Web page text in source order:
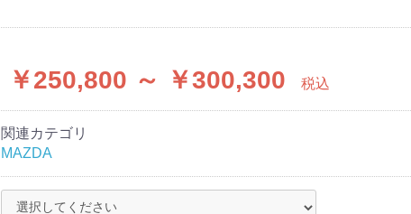
￥250,800 ～ ￥300,300 税込
関連カテゴリ
MAZDA